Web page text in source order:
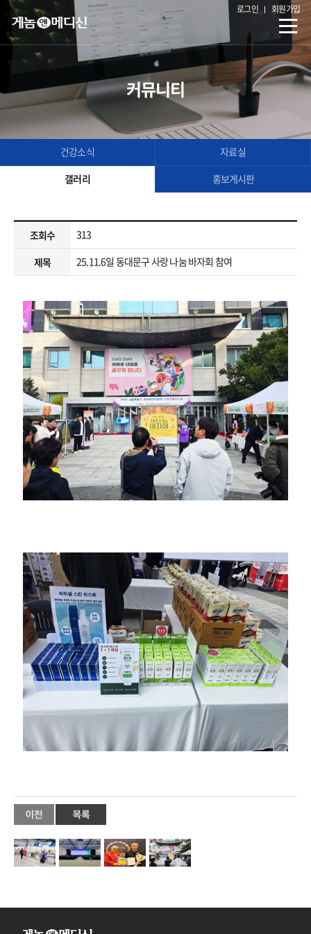
로그인 회원가입
커뮤니티
건강소식 자료실
갤러리 홍보게시판
조회수
313
제목
25.11.6일 동대문구 사랑 나눔 바자회 참여